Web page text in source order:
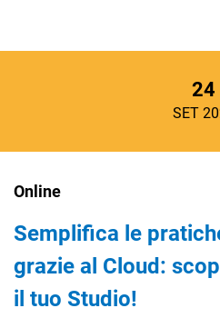
24
SET
Online
Semplifica le
grazie al Cloud:
il tuo Studio!